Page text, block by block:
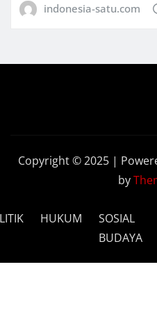
indonesia-satu.com
Copyright © 2025 |
by
HUKUM
SOSIAL
BUDAYA